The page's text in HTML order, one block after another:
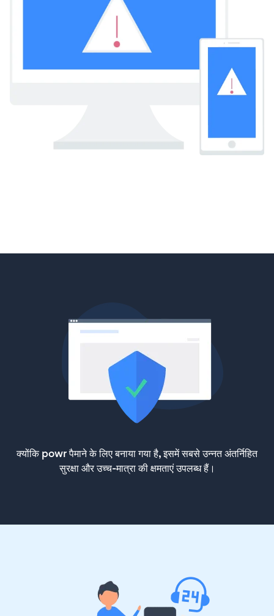
क्योंकि powr पैमाने के लिए बनाया गया है, इसमें सबसे उन्नत अंतर्निहित
सुरक्षा और उच्च-मात्रा की क्षमताएं उपलब्ध हैं।